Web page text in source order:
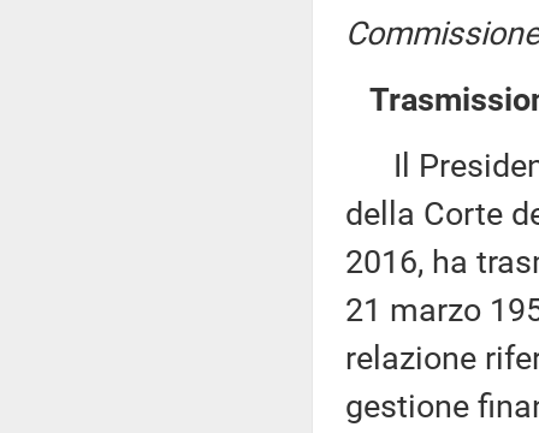
Il
della Corte
2016, ha
21 marzo
relazione
gestione